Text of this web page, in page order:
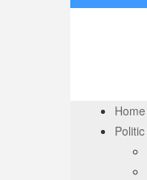
Home
Politic